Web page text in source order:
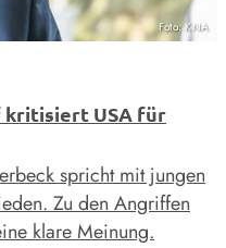
Foto: KNA
USA für
spricht mit jungen
Zu den Angriffen
klare Meinung.